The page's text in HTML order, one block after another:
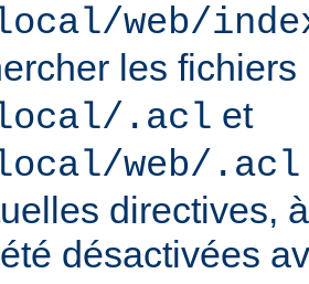
web/
les fichiers
.acl et
web/.acl
directives,
désactivées